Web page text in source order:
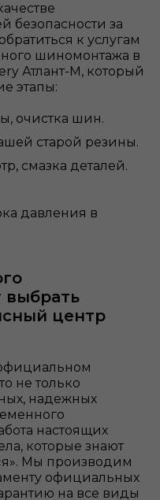
безопасности за
к услугам
шиномонтажа в
Атлант-М, который
этапы:
очистка шин.
старой резины.
смазка деталей.
давления в
выбрать
центр
не только
надежных
настоящих
которые знают
Мы производим
официальных
на все виды